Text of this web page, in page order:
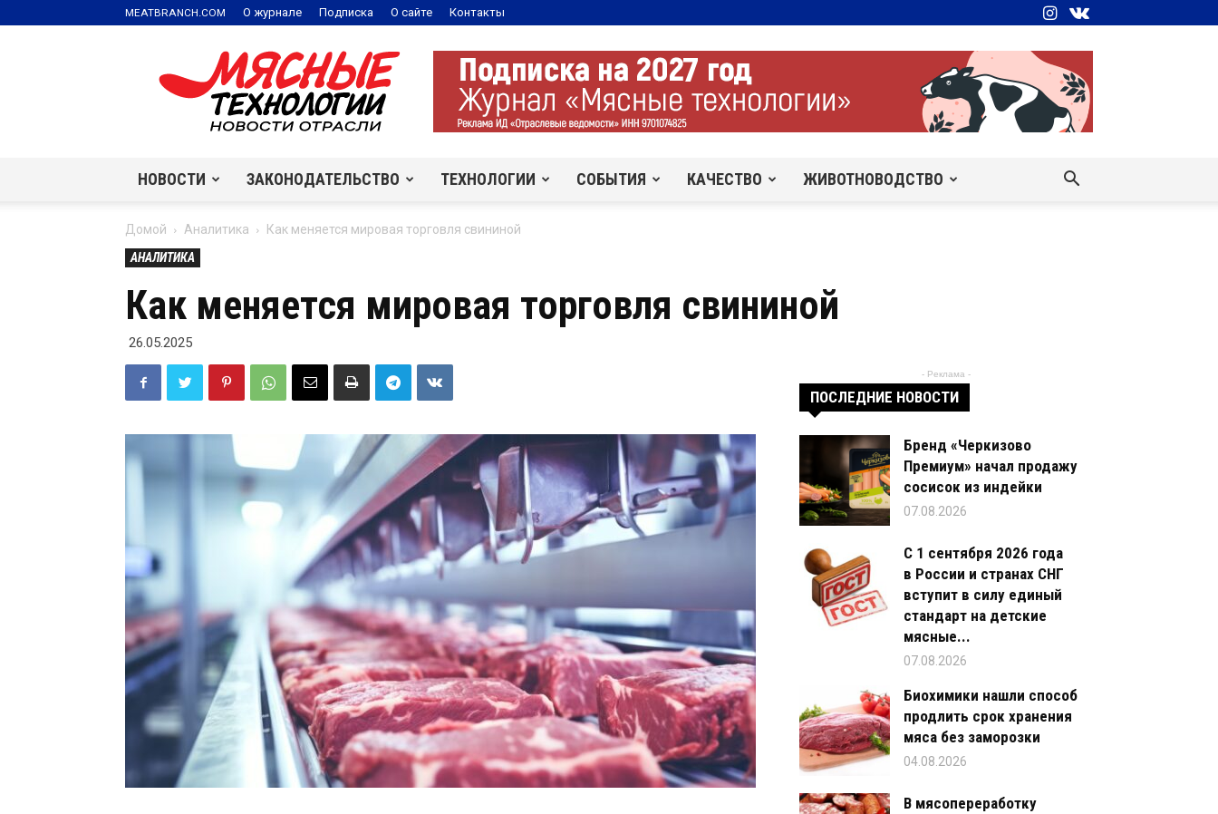
MEATBRANCH.COM О журнале Подписка О сайте Контакты
Мясные
технологии
|
Новости
отрасли
НОВОСТИ ЗАКОНОДАТЕЛЬСТВО ТЕХНОЛОГИИ СОБЫТИЯ КАЧЕСТВО ЖИВОТНОВОДСТВО
Домой Аналитика
Как меняется мировая торговля свининой
АНАЛИТИКА
Как меняется мировая торговля свининой
26.05.2025
- Реклама -
ПОСЛЕДНИЕ НОВОСТИ
Бренд «Черкизово
Премиум» начал продажу
сосисок из индейки
07.08.2026
С 1 сентября 2026 года
в России и странах СНГ
вступит в силу единый
стандарт на детские
мясные...
07.08.2026
Биохимики нашли способ
продлить срок хранения
мяса без заморозки
04.08.2026
В мясопереработку